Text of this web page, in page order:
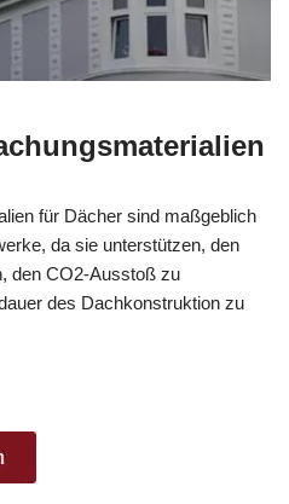
für Dächer sind maßgeblich
da sie unterstützen, den
den CO2-Ausstoß zu
des Dachkonstruktion zu